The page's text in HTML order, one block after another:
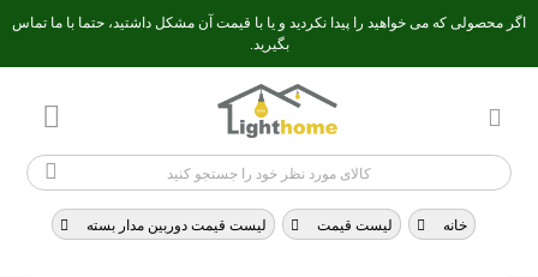
اگر محصولی که می خواهید را پیدا نکردید و یا با قیمت آن مشکل داشتید، حتما با ما تماس
بگیرید.
خانه > لیست قیمت > لیست قیمت دوربین مدار بسته >